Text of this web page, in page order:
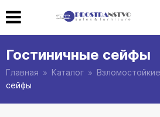
Гостиничные сейфы
Главная Каталог
сейфы